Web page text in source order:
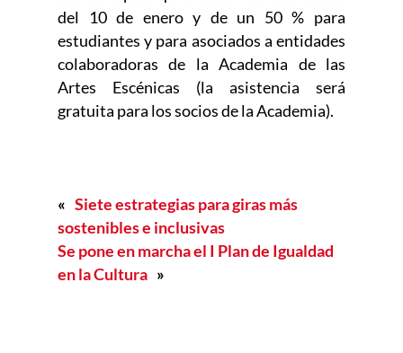
del 10 de enero y de un 50 % para
estudiantes y para asociados a entidades
colaboradoras de la Academia de las
Artes Escénicas (la asistencia será
gratuita para los socios de la Academia).
« Siete estrategias para giras más
sostenibles e inclusivas
Se pone en marcha el I Plan de Igualdad
en la Cultura »